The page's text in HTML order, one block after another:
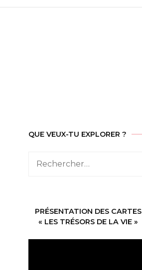
QUE VEUX-TU EXPLORER ?
Rechercher :
PRÉSENTATION DES CARTES
« LES TRÉSORS DE LA VIE »